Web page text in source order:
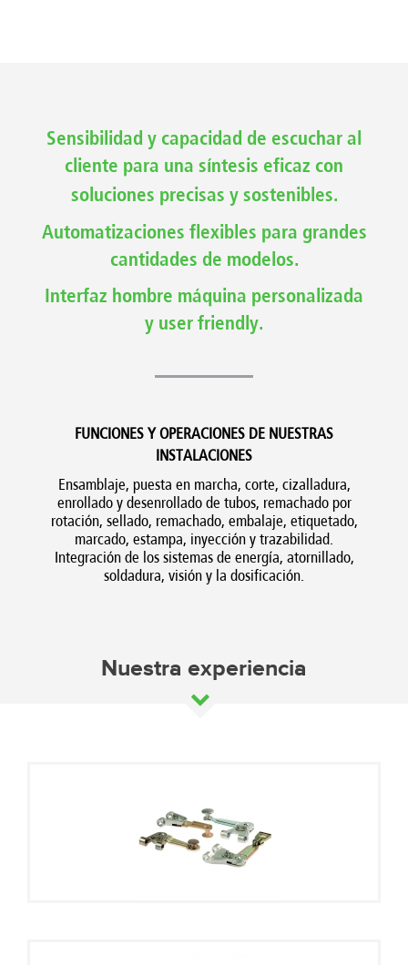
Sensibilidad y capacidad de escuchar al
cliente para una síntesis eficaz con
soluciones precisas y sostenibles.
Automatizaciones flexibles para grandes
cantidades de modelos.
Interfaz hombre máquina personalizada
y user friendly.
FUNCIONES Y OPERACIONES DE NUESTRAS
INSTALACIONES
Ensamblaje, puesta en marcha, corte, cizalladura,
enrollado y desenrollado de tubos, remachado por
rotación, sellado, remachado, embalaje, etiquetado,
marcado, estampa, inyección y trazabilidad.
Integración de los sistemas de energía, atornillado,
soldadura, visión y la dosificación.
Nuestra experiencia